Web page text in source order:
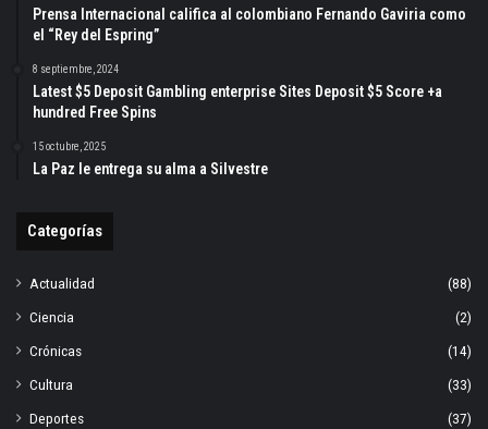
Prensa Internacional califica al colombiano Fernando Gaviria como
el “Rey del Espring”
8 septiembre, 2024
Latest $5 Deposit Gambling enterprise Sites Deposit $5 Score +a
hundred Free Spins
15 octubre, 2025
La Paz le entrega su alma a Silvestre
Categorías
Actualidad
(88)
Ciencia
(2)
Crónicas
(14)
Cultura
(33)
Deportes
(37)